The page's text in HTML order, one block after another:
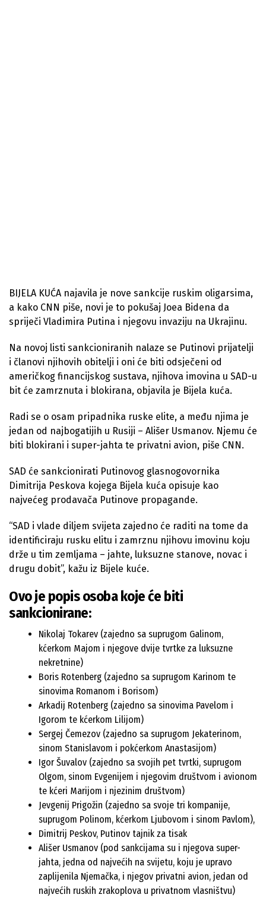
BIJELA KUĆA najavila je nove sankcije ruskim oligarsima,
a kako CNN piše, novi je to pokušaj Joea Bidena da
spriječi Vladimira Putina i njegovu invaziju na Ukrajinu.
Na novoj listi sankcioniranih nalaze se Putinovi prijatelji
i članovi njihovih obitelji i oni će biti odsječeni od
američkog financijskog sustava, njihova imovina u SAD-u
bit će zamrznuta i blokirana, objavila je Bijela kuća.
Radi se o osam pripadnika ruske elite, a među njima je
jedan od najbogatijih u Rusiji – Ališer Usmanov. Njemu će
biti blokirani i super-jahta te privatni avion, piše CNN.
SAD će sankcionirati Putinovog glasnogovornika
Dimitrija Peskova kojega Bijela kuća opisuje kao
najvećeg prodavača Putinove propagande.
“SAD i vlade diljem svijeta zajedno će raditi na tome da
identificiraju rusku elitu i zamrznu njihovu imovinu koju
drže u tim zemljama – jahte, luksuzne stanove, novac i
drugu dobit”, kažu iz Bijele kuće.
Ovo je popis osoba koje će biti
sankcionirane:
Nikolaj Tokarev (zajedno sa suprugom Galinom,
kćerkom Majom i njegove dvije tvrtke za luksuzne
nekretnine)
Boris Rotenberg (zajedno sa suprugom Karinom te
sinovima Romanom i Borisom)
Arkadij Rotenberg (zajedno sa sinovima Pavelom i
Igorom te kćerkom Lilijom)
Sergej Čemezov (zajedno sa suprugom Jekaterinom,
sinom Stanislavom i pokćerkom Anastasijom)
Igor Šuvalov (zajedno sa svojih pet tvrtki, suprugom
Olgom, sinom Evgenijem i njegovim društvom i avionom
te kćeri Marijom i njezinim društvom)
Jevgenij Prigožin (zajedno sa svoje tri kompanije,
suprugom Polinom, kćerkom Ljubovom i sinom Pavlom),
Dimitrij Peskov, Putinov tajnik za tisak
Ališer Usmanov (pod sankcijama su i njegova super-
jahta, jedna od najvećih na svijetu, koju je upravo
zaplijenila Njemačka, i njegov privatni avion, jedan od
najvećih ruskih zrakoplova u privatnom vlasništvu)